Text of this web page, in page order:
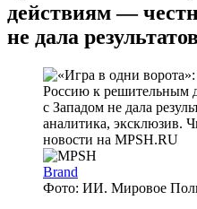
действиям —
не дала
Brand
Фото: ИИ. Мировое